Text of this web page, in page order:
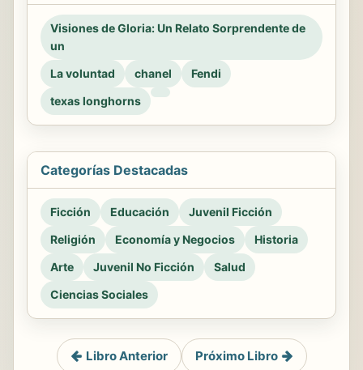
Visiones de Gloria: Un Relato Sorprendente de
un
La voluntad
chanel
Fendi
texas longhorns
Categorías Destacadas
Ficción Educación
Juvenil Ficción
Religión
Economía y Negocios
Historia
Arte
Juvenil No Ficción
Salud
Ciencias Sociales
Libro Anterior Próximo Libro